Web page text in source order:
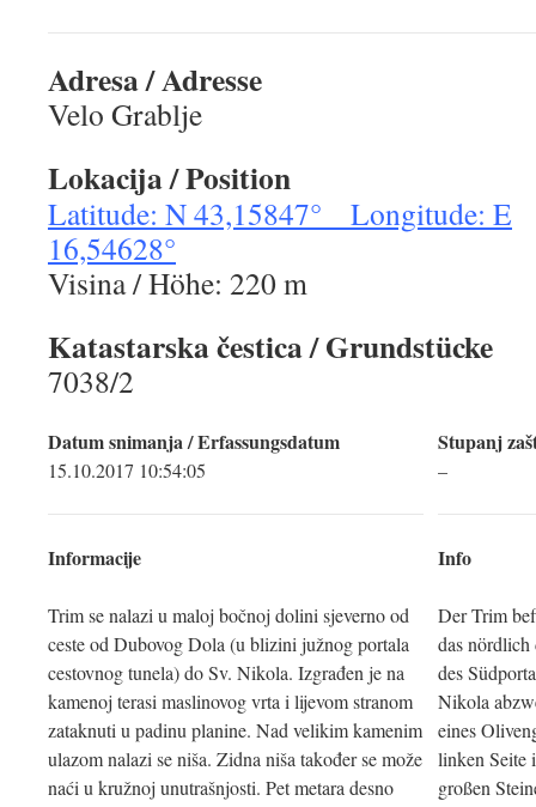
Adresa / Adresse
Velo Grablje
Lokacija / Position
Latitude: N 43,15847° Longitude: E
16,54628°
Visina / Höhe: 220 m
Katastarska čestica / Grundstücke
7038/2
Datum snimanja / Erfassungsdatum
15.10.2017 10:54:05
Informacije
Trim se nalazi u maloj bočnoj dolini sjeverno od
ceste od Dubovog Dola (u blizini južnog portala
cestovnog tunela) do Sv. Nikola. Izgrađen je na
kamenoj terasi maslinovog vrta i lijevom stranom
zataknuti u padinu planine. Nad velikim kamenim
ulazom nalazi se niša. Zidna niša također se može
naći u kružnoj unutrašnjosti. Pet metara desno
Stupanj
–
Info
Der Trim
das nördlich
des
Nikola
eines
linken Seite
großen